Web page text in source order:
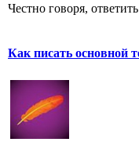
Честно говоря,
Как писать основной